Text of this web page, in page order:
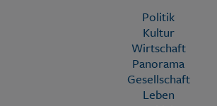
Politik
Kultur
Wirtschaft
Panorama
Gesellschaft
Leben